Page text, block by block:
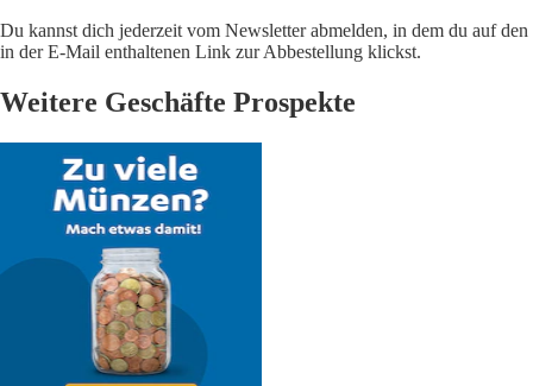
Du kannst dich jederzeit vom Newsletter abmelden, in dem du auf den
in der E-Mail enthaltenen Link zur Abbestellung klickst.
Weitere Geschäfte Prospekte